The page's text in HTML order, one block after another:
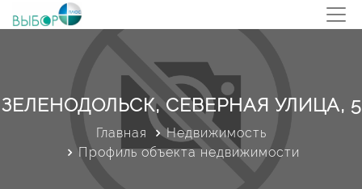
ЗЕЛЕНОДОЛЬСК, СЕВЕРНАЯ УЛИЦА, 5
Главная
Недвижимость
Профиль объекта недвижимости